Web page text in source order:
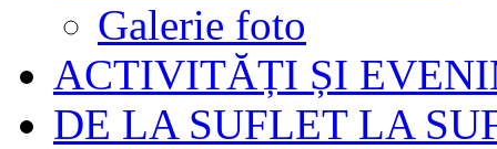
Galerie foto
ACTIVITĂȚI ȘI
DE LA SUFLET LA